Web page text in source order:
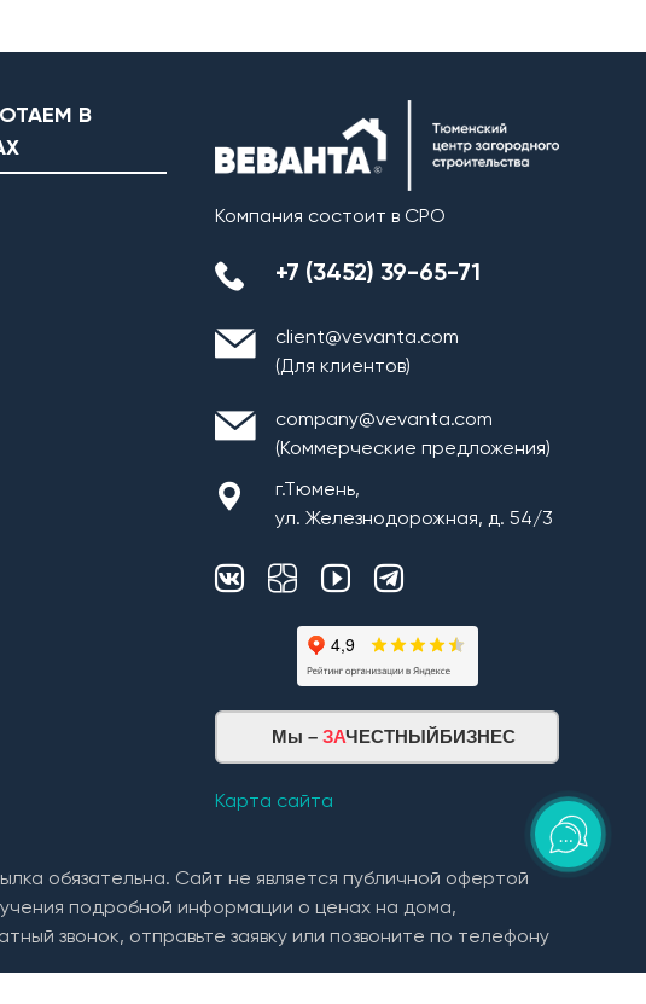
В
Компания состоит в СРО
+7 (3452) 39-65-71
client@vevanta.com
(Для клиентов)
company@vevanta.com
(Коммерческие предложения)
г.Тюмень,
ул. Железнодорожная, д. 54/3
Мы – ЗАЧЕСТНЫЙБИЗНЕС
Карта сайта
обязательна. Сайт не является публичной офертой
подробной информации о ценах на дома,
звонок, отправьте заявку или позвоните по телефону